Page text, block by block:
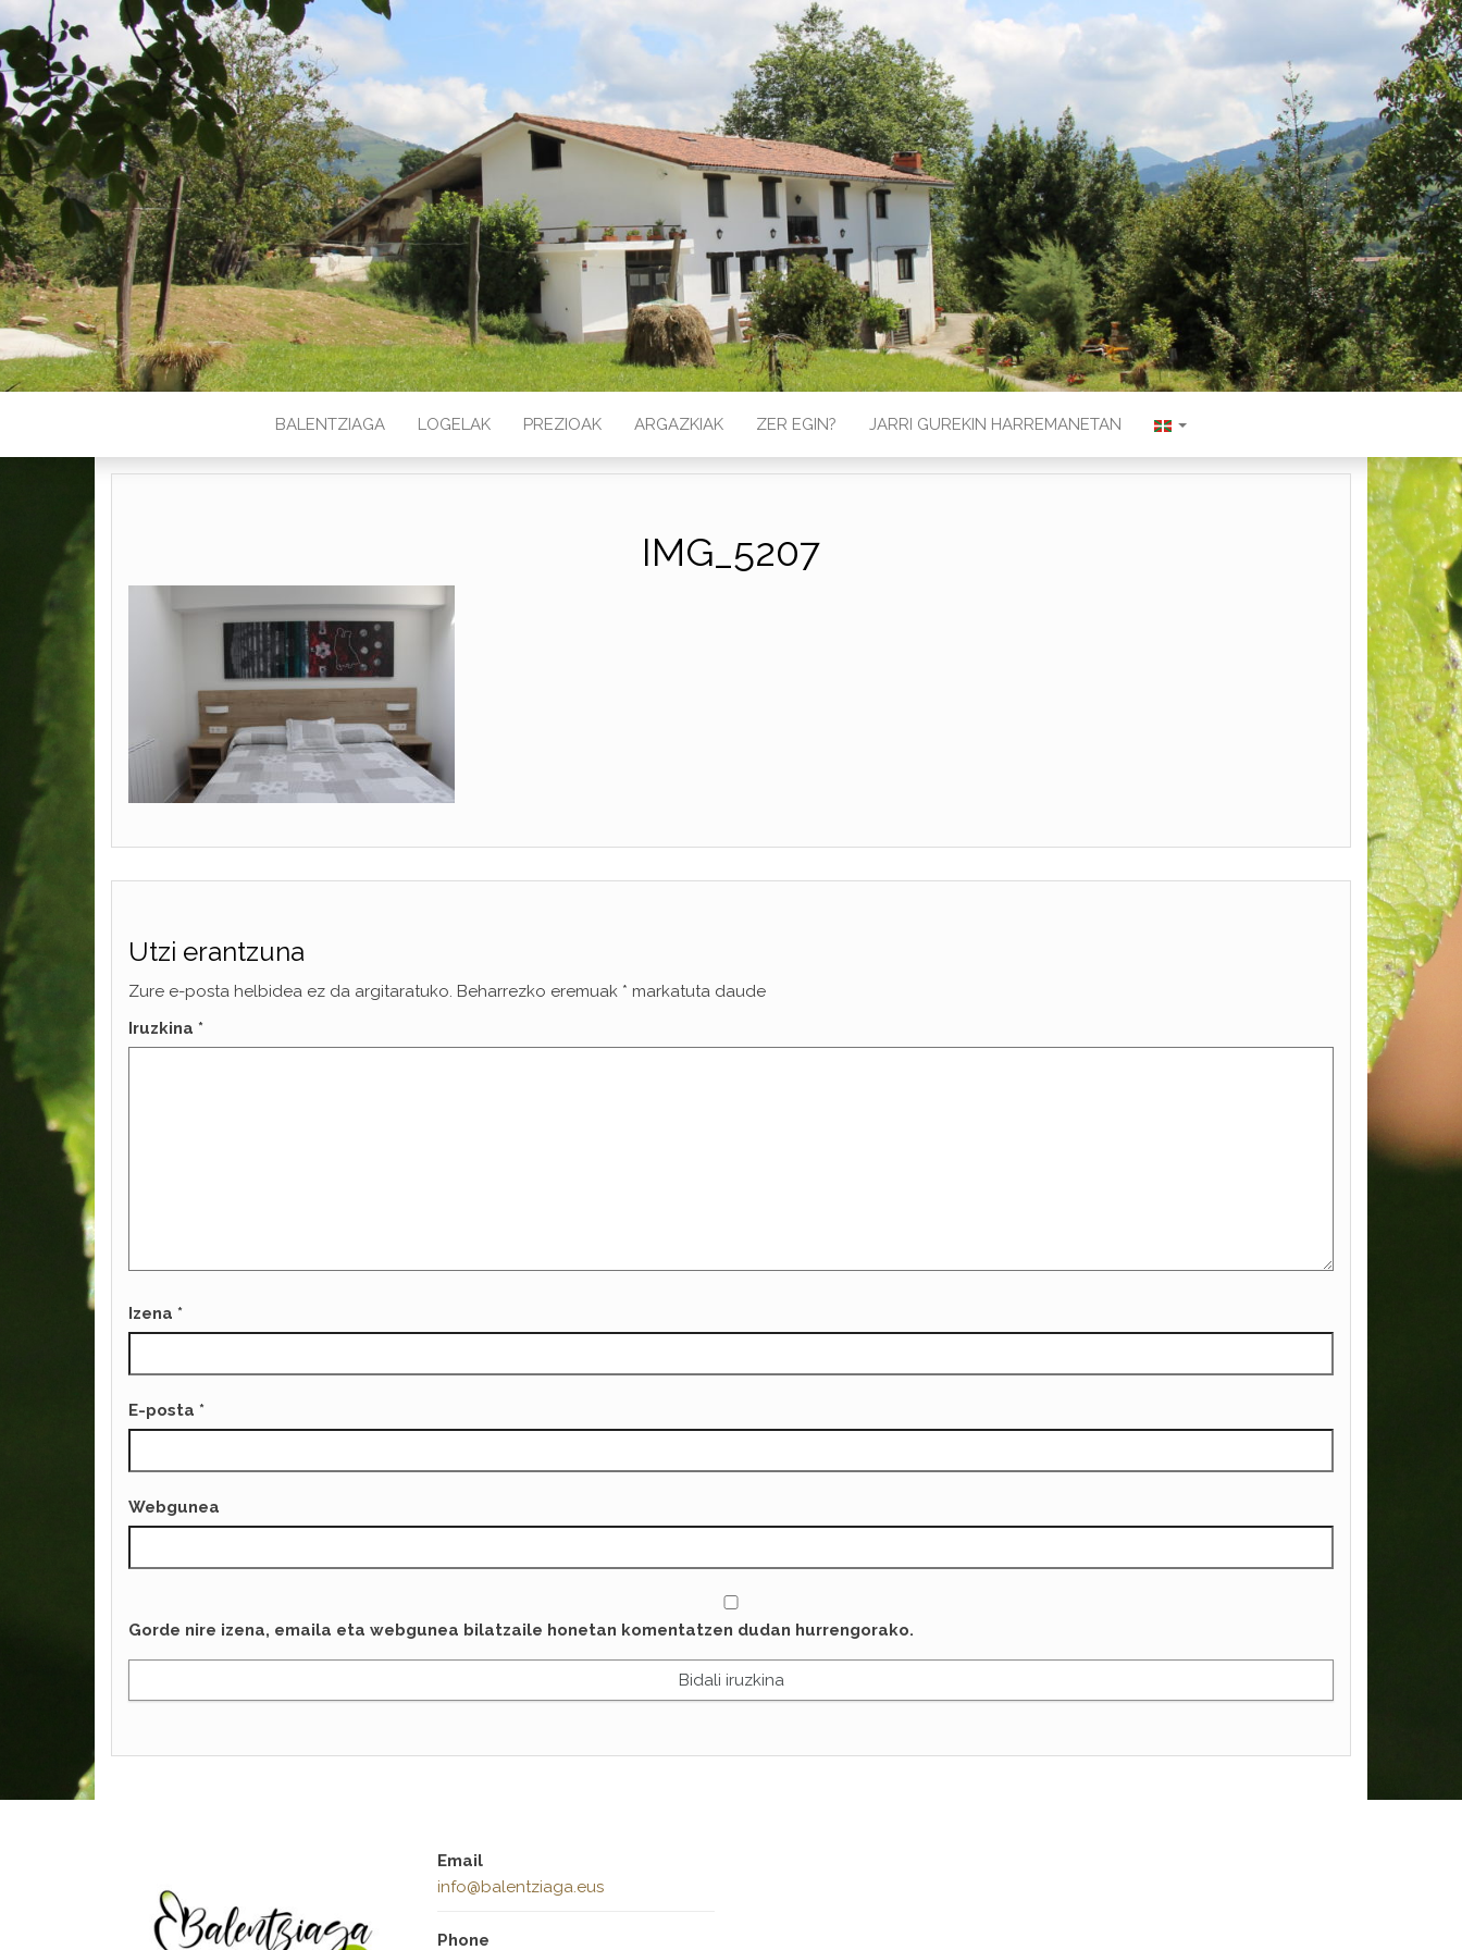
BALENTZIAGA LOGELAK PREZIOAK ARGAZKIAK ZER EGIN? JARRI GUREKIN HARREMANETAN
IMG_5207
Utzi erantzuna
Zure e-posta helbidea ez da argitaratuko. Beharrezko eremuak * markatuta daude
Iruzkina *
Izena *
E-posta *
Webgunea
Gorde nire izena, emaila eta webgunea bilatzaile honetan komentatzen dudan hurrengorako.
Email
info@balentziaga.eus
Phone